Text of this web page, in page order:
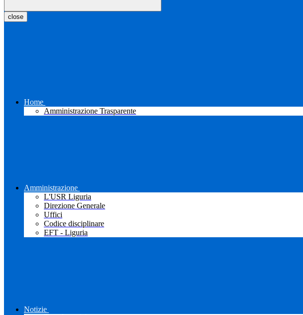
close
Home
Amministrazione Trasparente
Amministrazione
L'USR Liguria
Direzione Generale
Uffici
Codice disciplinare
EFT - Liguria
Notizie